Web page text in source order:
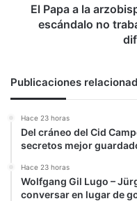
escándalo
nuestras
El Papa a la
escándalo no
Publicaciones
Hace 23 horas
Del cráneo del Cid
secretos mejor
Hace 23 horas
Wolfgang Gil Lugo –
conversar en lugar de